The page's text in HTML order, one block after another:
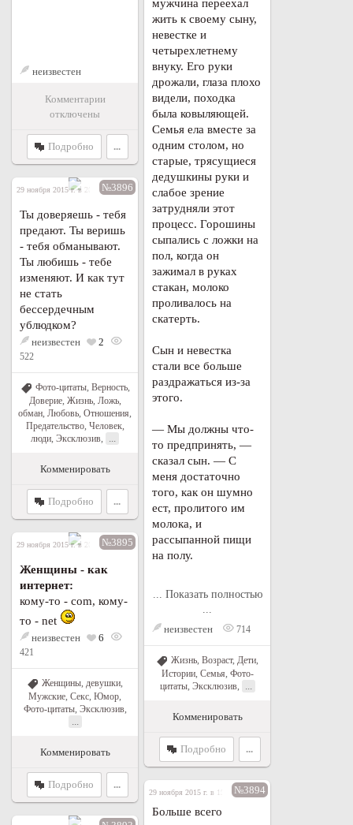
неизвестен
Комментарии
отключены
Подробно ...
мужчина переехал
жить к своему сыну,
невестке и
четырехлетнему
внуку. Его руки
дрожали, глаза плохо
видели, походка
была ковыляющей.
Семья ела вместе за
одним столом, но
старые, трясущиеся
дедушкины руки и
слабое зрение
затрудняли этот
процесс. Горошины
сыпались с ложки на
пол, когда он
зажимал в руках
стакан, молоко
проливалось на
скатерть.
Сын и невестка
стали все больше
раздражаться из-за
этого.
— Мы должны что-
то предпринять, —
сказал сын. — С
меня достаточно
того, как он шумно
ест, пролитого им
молока, и
рассыпанной пищи
на полу.
... Показать полностью
...
неизвестен
714
Жизнь, Возраст, Дети,
Истории, Семья, Фото-
цитаты, Эксклюзив, ...
Комменировать
Подробно ...
29 ноября 2015 г. в 20:56 №3896
Ты доверяешь - тебя
предают. Ты веришь
- тебя обманывают.
Ты любишь - тебе
изменяют. И как тут
не стать
бессердечным
ублюдком?
неизвестен 2
522
Фото-цитаты, Верность,
Доверие, Жизнь, Ложь,
обман, Любовь, Отношения,
Предательство, Человек,
люди, Эксклюзив, ...
Комменировать
Подробно ...
29 ноября 2015 г. в 20:08 №3895
Женщины - как
интернет:
кому-то - com, кому-
то - net
неизвестен 6
421
Женщины, девушки,
Мужские, Секс, Юмор,
Фото-цитаты, Эксклюзив,
...
Комменировать
Подробно ...
29 ноября 2015 г. в 19:33 №3894
Больше всего